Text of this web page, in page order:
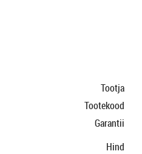
Tootja
Tootekood
Garantii
Hind